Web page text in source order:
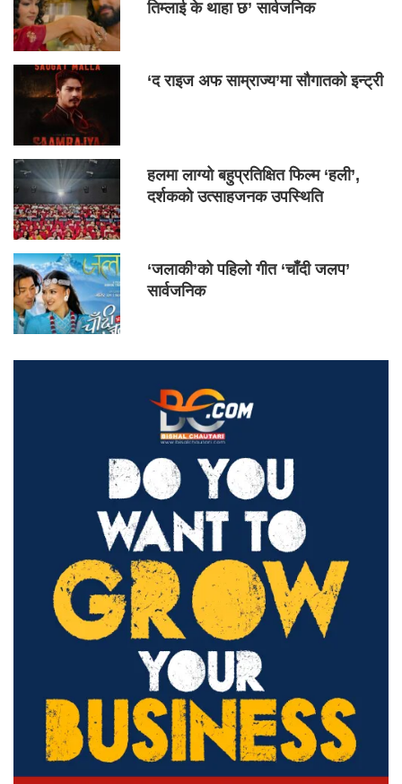
तिम्लाई के थाहा छ’ सार्वजनिक
‘द राइज अफ साम्राज्य’मा सौगातको इन्ट्री
हलमा लाग्यो बहुप्रतिक्षित फिल्म ‘हली’,
दर्शकको उत्साहजनक उपस्थिति
‘जलाकी’को पहिलो गीत ‘चाँदी जलप’
सार्वजनिक